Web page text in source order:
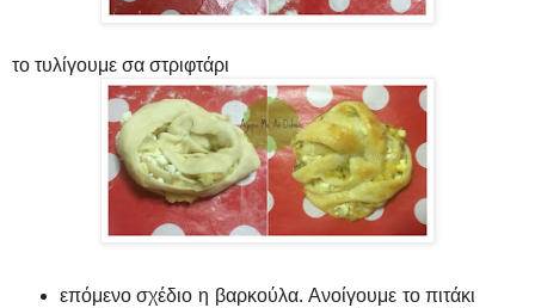
το τυλίγουμε σα στριφτάρι
επόμενο σχέδιο η βαρκούλα. Ανοίγουμε το πιτάκι